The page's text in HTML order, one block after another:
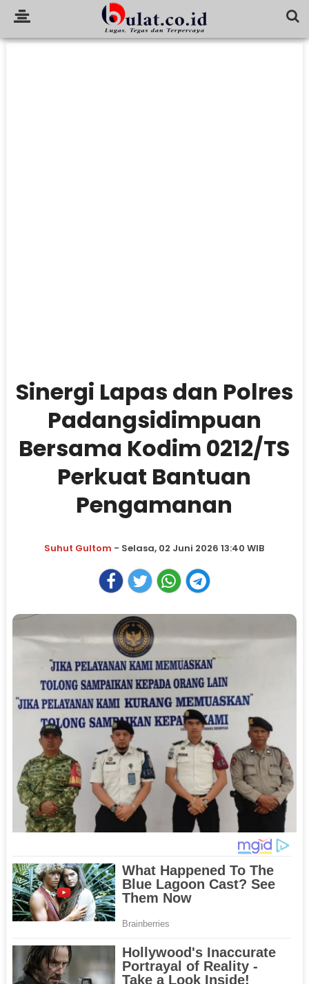
Sinergi Lapas dan Polres
Padangsidimpuan
Bersama Kodim 0212/TS
Perkuat Bantuan
Pengamanan
Suhut Gultom - Selasa, 02 Juni 2026 13:40 WIB